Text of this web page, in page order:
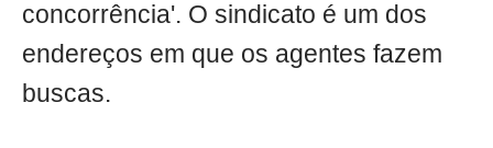
concorrência'. O sindicato é um dos
endereços em que os agentes fazem
buscas.